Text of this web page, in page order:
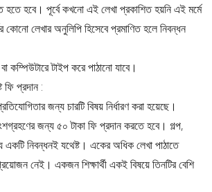
হবে। পূর্বে কখনো এই লেখা প্রকাশিত হয়নি এই মর্মে
কোনো লেখার অনুলিপি হিসেবে প্রমাণিত হলে নিবন্ধন
কম্পিউটারে টাইপ করে পাঠানো যাবে।
ফি প্রদান :
জন্য চারটি বিষয় নির্ধারণ করা হয়েছে।
জন্য ৫০ টাকা ফি প্রদান করতে হবে। গল্প,
নিবন্ধনই যথেষ্ট। একের অধিক লেখা পাঠাতে
নেই। একজন শিক্ষার্থী একই বিষয়ে তিনটির বেশি